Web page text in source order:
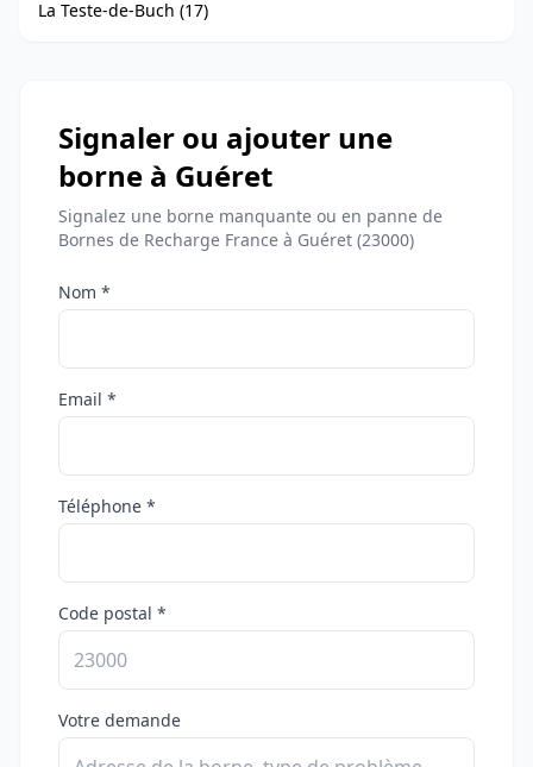
La Teste-de-Buch (17)
Signaler ou ajouter une
borne à Guéret
Signalez une borne manquante ou en panne de
Bornes de Recharge France à Guéret (23000)
Nom *
Email *
Téléphone *
Code postal *
Votre demande